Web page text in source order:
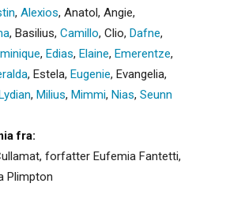
, Alexios, Anatol, Angie,
, Basilius, Camillo, Clio, Dafne,
, Edias, Elaine, Emerentze,
, Estela, Eugenie, Evangelia,
, Milius, Mimmi, Nias, Seunn
fra:
forfatter Eufemia Fantetti,
Plimpton